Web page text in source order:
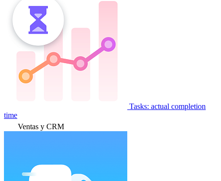
Tasks: actual completion
time
Ventas y CRM